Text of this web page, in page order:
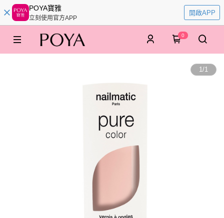
POYA寶雅
立刻使用官方APP
開啟APP
0
1/1